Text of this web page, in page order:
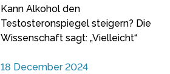
Kann Alkohol den
Testosteronspiegel steigern? Die
Wissenschaft sagt: „Vielleicht“
18 December 2024